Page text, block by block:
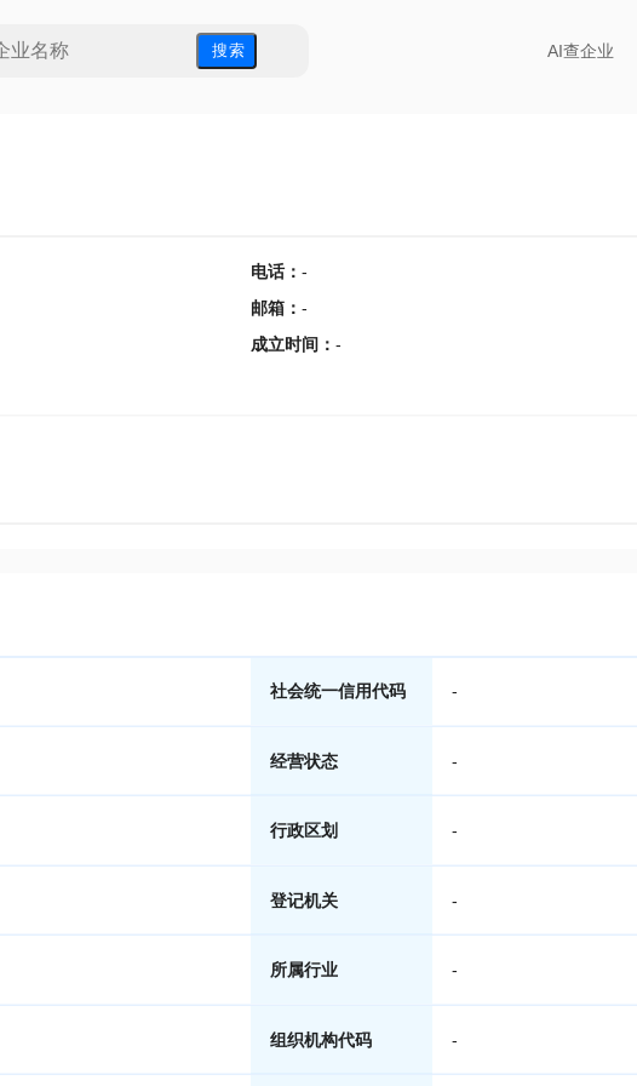
搜 索 AI查企业
电话： -
邮箱 ： -
成立时间 ： -
社会统一信用代码 -
经营状态 -
行政区划 -
登记机关 -
所属行业 -
组织机构代码 -